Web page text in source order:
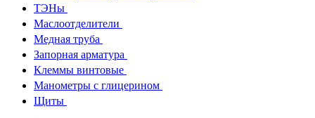
ТЭНы
Маслоотделители
Медная труба
Запорная арматура
Клеммы винтовые
Манометры с глицерином
Щиты